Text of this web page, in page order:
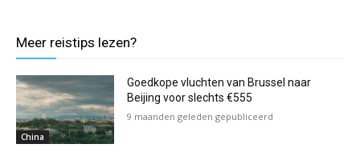
Meer reistips lezen?
China
Goedkope vluchten van Brussel naar
Beijing voor slechts €555
9 maanden geleden gepubliceerd